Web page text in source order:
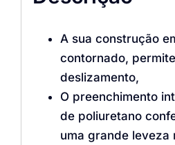
A sua construção
contornado,
deslizamento,
O preenchimento
de poliuretano
uma grande leveza